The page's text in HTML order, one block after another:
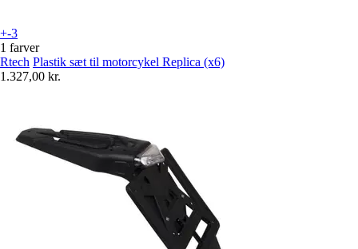
+-3
1 farver
Rtech Plastik sæt til motorcykel Replica (x6)
1.327,00 kr.